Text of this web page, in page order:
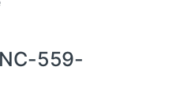
559-